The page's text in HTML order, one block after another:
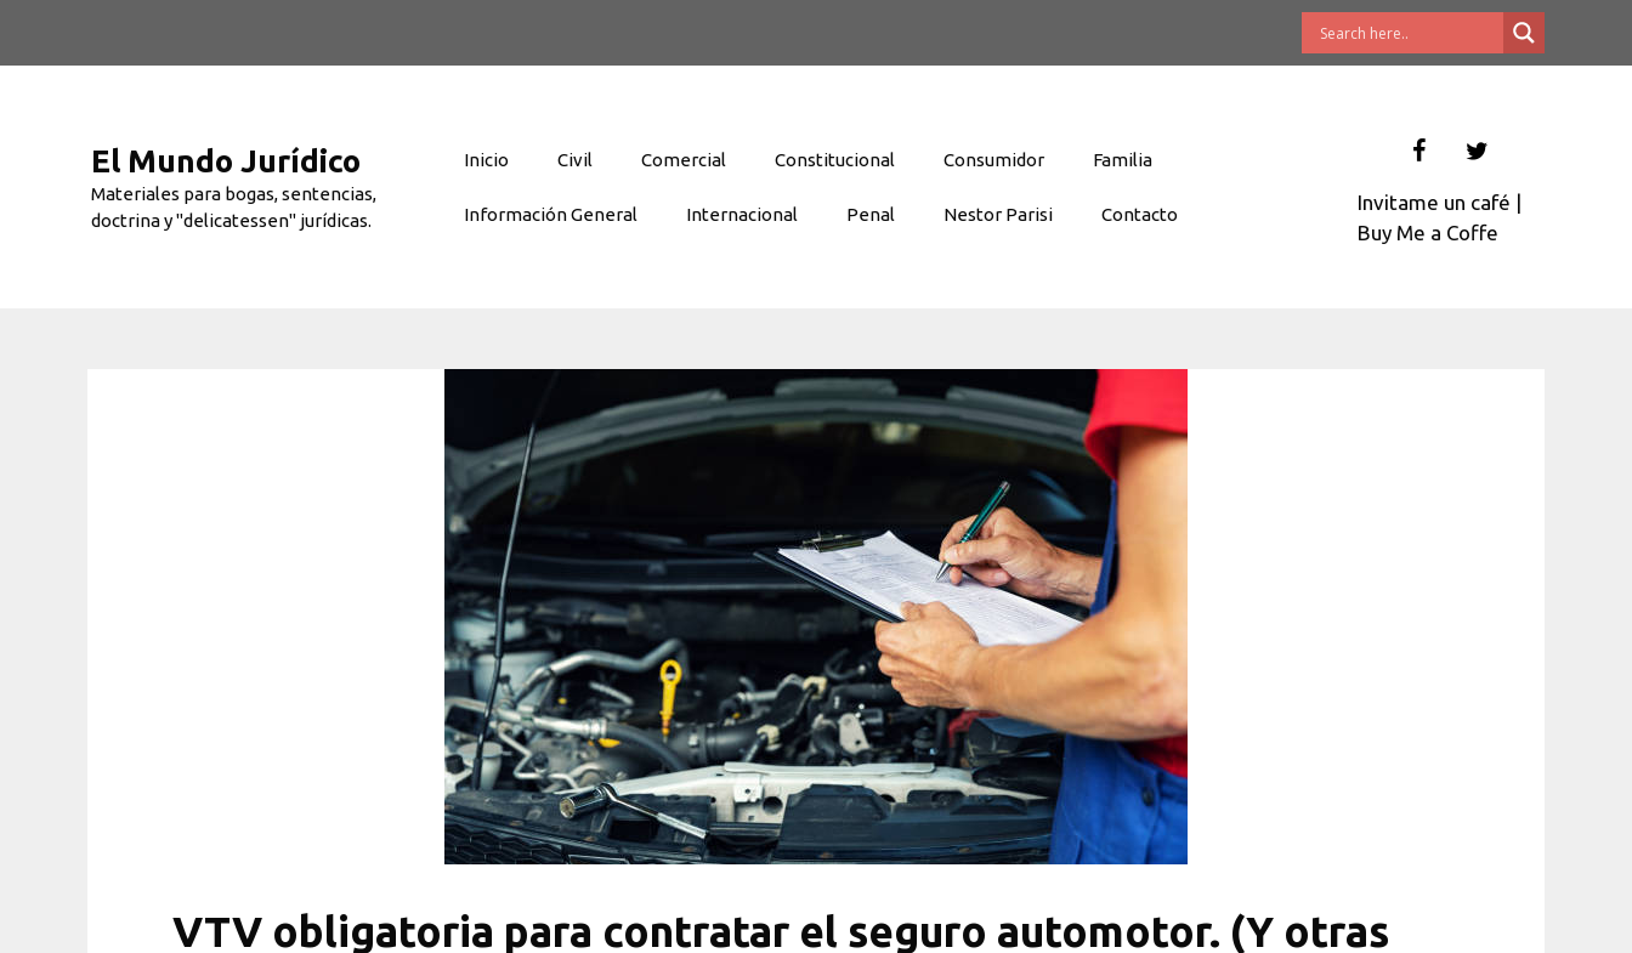
El Mundo Jurídico
Materiales para bogas, sentencias,
doctrina y "delicatessen" jurídicas.
Inicio Civil Comercial Constitucional Consumidor Familia
Información General Internacional Penal Nestor Parisi Contacto
Invitame un café |
Buy Me a Coffe
VTV obligatoria para contratar el seguro automotor. (Y otras